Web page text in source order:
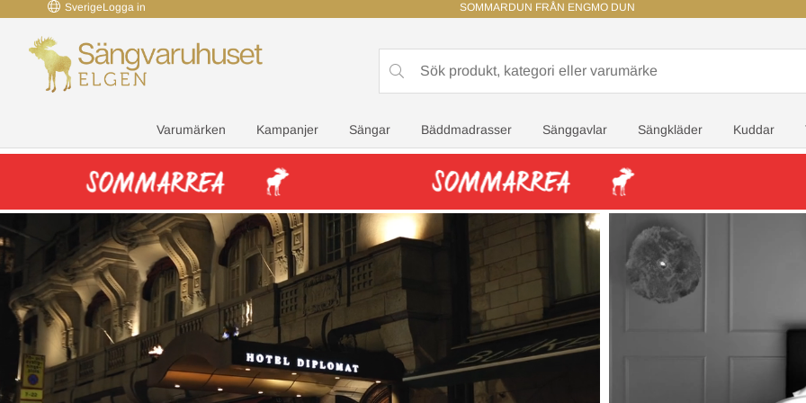
SverigeLogga in SOMMARDUN FRÅN ENGMO DUN
Varumärken Kampanjer Sängar Bäddmadrasser Sänggavlar Sängkläder Kuddar